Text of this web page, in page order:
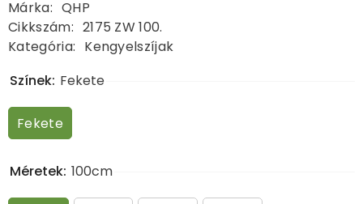
Márka: QHP
Cikkszám: 2175 ZW 100.
Kategória: Kengyelszíjak
Színek: Fekete
Fekete
Méretek: 100cm